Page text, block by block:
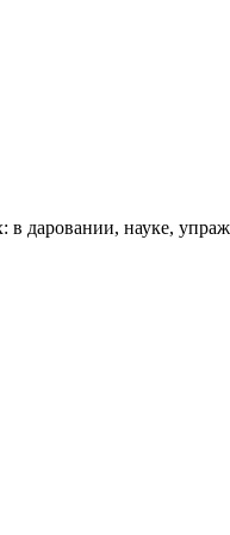
в даровании, науке,